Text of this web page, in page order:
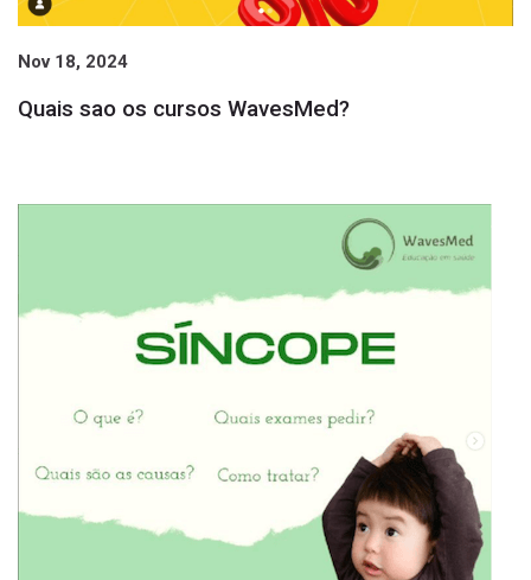
Nov 18, 2024
Quais sao os cursos WavesMed?